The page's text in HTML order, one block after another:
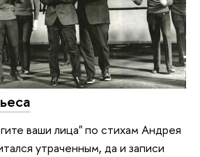
ваши лица" по стихам Андрея
утраченным, да и записи